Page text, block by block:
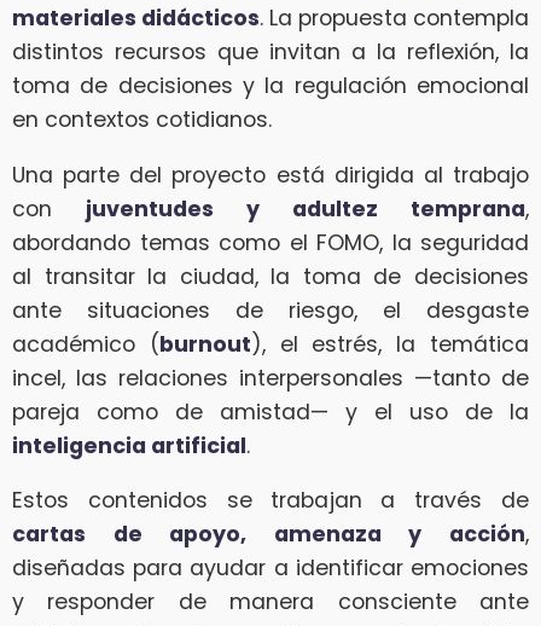
materiales didácticos. La propuesta contempla
distintos recursos que invitan a la reflexión, la
toma de decisiones y la regulación emocional
en contextos cotidianos.
Una parte del proyecto está dirigida al trabajo
con juventudes y adultez temprana,
abordando temas como el FOMO, la seguridad
al transitar la ciudad, la toma de decisiones
ante situaciones de riesgo, el desgaste
académico (burnout), el estrés, la temática
incel, las relaciones interpersonales —tanto de
pareja como de amistad— y el uso de la
inteligencia artificial.
Estos contenidos se trabajan a través de
cartas de apoyo, amenaza y acción,
diseñadas para ayudar a identificar emociones
y responder de manera consciente ante